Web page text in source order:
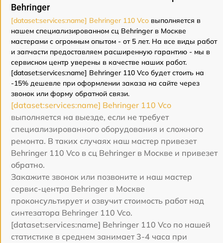
Behringer
[dataset:services:name] Behringer 110 Vco выполняется в
нашем специализированном сц Behringer в Москве
мастерами с огромным опытом - от 5 лет. На все виды работ
и запчасти предоставляем расширенную гарантию - мы в
сервисном центр уверены в качестве наших работ.
[dataset:services:name] Behringer 110 Vco будет стоить на
-15% дешевле при оформлении заказа на сайте через
звонок или форму обратной связи.
[dataset:services:name] Behringer 110 Vco
выполняется на выезде, если не требует
специализированного оборудования и сложного
ремонта. В таких случаях наш мастер привезет
Behringer 110 Vco в сц Behringer в Москве и привезет
обратно.
Закажите звонок или позвоните и наш мастер
сервис-центра Behringer в Москве
проконсультирует и озвучит стоимость работ над
синтезатора Behringer 110 Vco.
[dataset:services:name] Behringer 110 Vco по нашей
статистике в среднем занимает 3-4 часа при